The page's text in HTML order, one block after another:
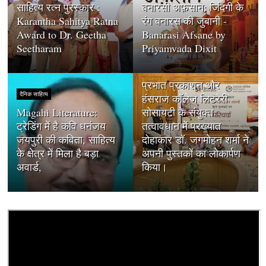
साहित्य रत्न पुरस्कार :
Karantha Sahitya Ratna
Award to Dr. Geetha
Seetharam
बनारसी अफ़साने: जिंदगी के
रंग बनारस की जुबानी -
Banarasi Afsane by
Priyamvada Dixit
दैनिक साहित्य
Magahi Literature:
ट्रेडिंग में है कवि धनंजय
जयपुरी की कविता, साहित्य
के क्षेत्र में मिला है बड़ा
अवार्ड,
दैनिक साहित्य
प्रभात प्रकाशन और
हंसराज कॉलेज लिटरेरी
सोसायटी के संयुक्त
तत्वावधान में प्रख्यात
दोहाकार डॉ. जगमोहन शर्मा ने
अपनी पुस्तकों का लोकार्पण
किया।